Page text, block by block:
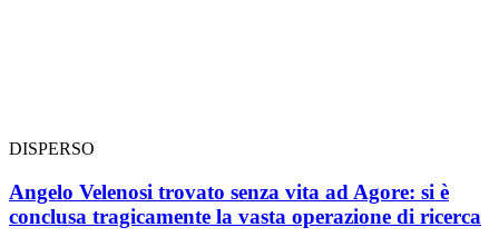
DISPERSO
Angelo Velenosi trovato senza vita ad Agore: si è
conclusa tragicamente la vasta operazione di ricerca